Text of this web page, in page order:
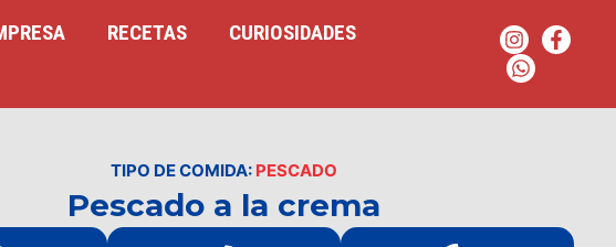
RECETAS
CURIOSIDADES
TIPO DE COMIDA: PESCADO
Pescado a la crema